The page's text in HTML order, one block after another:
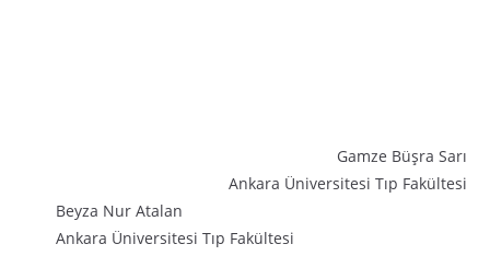
Gamze Büşra Sarı
Ankara Üniversitesi Tıp Fakültesi
Beyza Nur Atalan
Ankara Üniversitesi Tıp Fakültesi